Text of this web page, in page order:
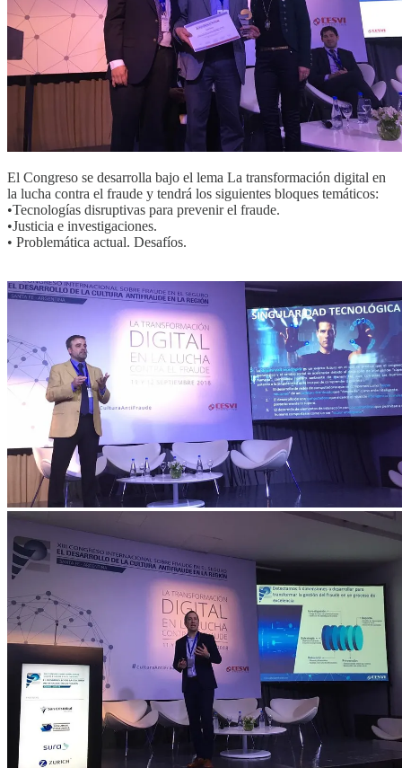
El Congreso se desarrolla bajo el lema La transformación digital en
la lucha contra el fraude y tendrá los siguientes bloques temáticos:
•Tecnologías disruptivas para prevenir el fraude.
•Justicia e investigaciones.
• Problemática actual. Desafíos.